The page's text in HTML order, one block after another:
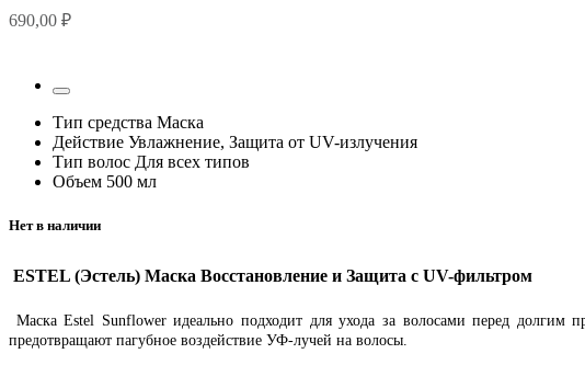
690,00 ₽
Тип средства Маска
Действие Увлажнение, Защита от UV-излучения
Тип волос Для всех типов
Объем 500 мл
Нет в наличии
ESTEL (Эстель) Маска Восстановление и Защита с UV-фильтром
Маска Estel Sunflower идеально подходит для ухода за волосами перед
предотвращают пагубное воздействие УФ-лучей на волосы.